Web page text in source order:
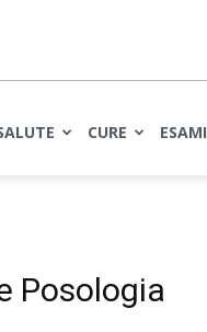
CURE ESAMI
Posologia